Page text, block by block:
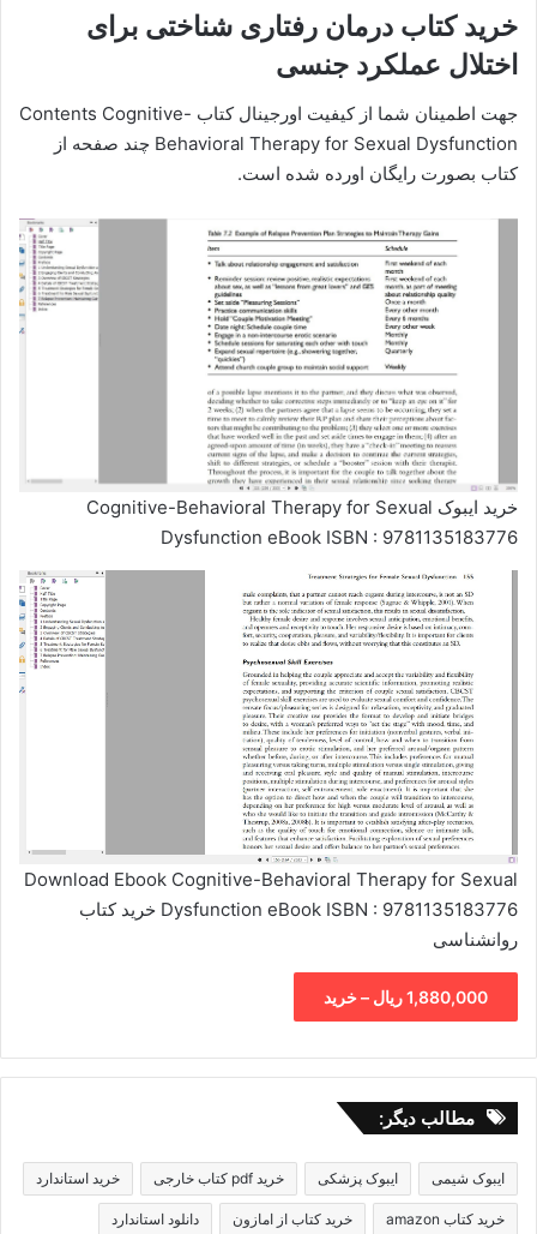
خرید کتاب درمان رفتاری شناختی برای
اختلال عملکرد جنسی
جهت اطمینان شما از کیفیت اورجینال کتاب Contents Cognitive-
Behavioral Therapy for Sexual Dysfunction چند صفحه از
کتاب بصورت رایگان اورده شده است.
خرید ایبوک Cognitive-Behavioral Therapy for Sexual
Dysfunction eBook ISBN : 9781135183776
Download Ebook Cognitive-Behavioral Therapy for Sexual
Dysfunction eBook ISBN : 9781135183776 خرید کتاب
روانشناسی
1,880,000 ریال – خرید
مطالب دیگر:
ایبوک شیمی ایبوک پزشکی خرید pdf کتاب خارجی خرید استاندارد
خرید کتاب amazon خرید کتاب از امازون دانلود استاندارد